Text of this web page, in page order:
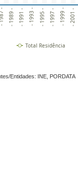
- - 1989 - - 1991 - - 1993 - - 1995 - - 1997 - - 1999 - - 2001 -
Total Residência
Entidades: INE, PORDATA